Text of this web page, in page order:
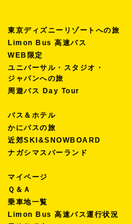
東京ディズニーリゾートへの旅
Limon Bus 高速バス
WEB限定
ユニバーサル・スタジオ・
ジャパンへの旅
周遊バス Day Tour
バス＆ホテル
かにバスの旅
近郊SKI&SNOWBOARD
ナガシマスパーランド
マイページ
Ｑ＆Ａ
乗車地一覧
Limon Bus 高速バス運行状況